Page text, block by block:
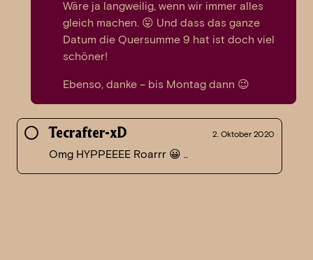
Wäre ja langweilig, wenn wir immer alles
gleich machen. 😛 Und dass das ganze
Datum die Quersumme 9 hat ist doch viel
schöner!
Ebenso, danke – bis Montag dann 😉
Tecrafter-xD 2. Oktober 2020
Omg HYPPEEEE Roarrr 😀 ..